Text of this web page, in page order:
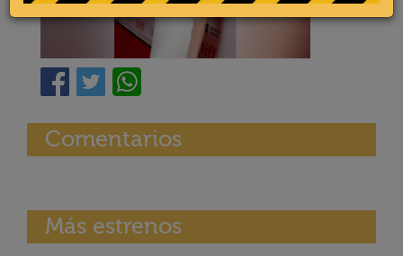
Comentarios
Más estrenos